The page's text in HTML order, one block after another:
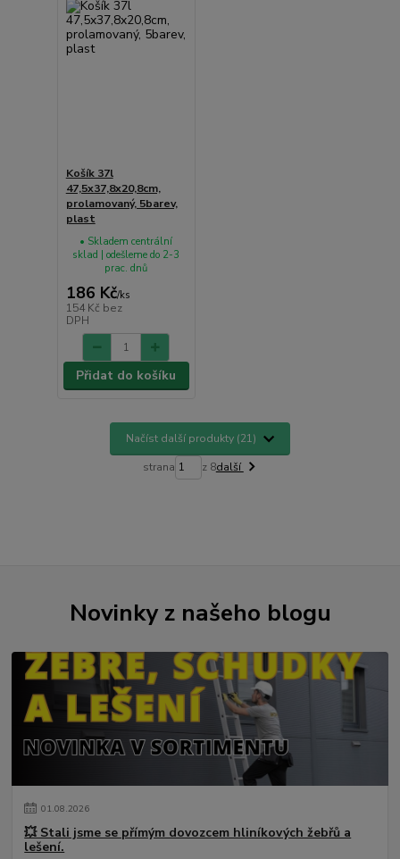
Košík 37l
47,5x37,8x20,8cm,
prolamovaný, 5barev,
plast
186 Kč/ks
154 Kč bez
DPH
• Skladem centrální
sklad | odešleme do 2-3
prac. dnů
Přidat do košíku
Načíst další produkty (21)
strana z 8další
Novinky z našeho blogu
01.08.2026
💥 Stali jsme se přímým dovozcem hliníkových žebřů a
lešení.